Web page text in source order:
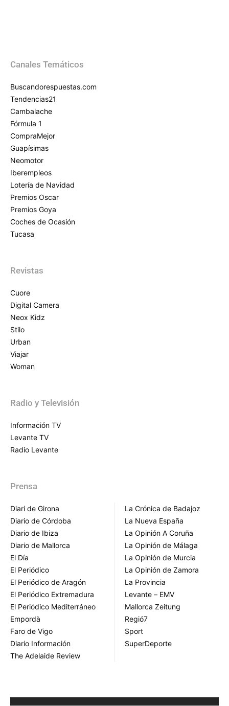
Canales Temáticos
Buscandorespuestas.com
Tendencias21
Cambalache
Fórmula 1
CompraMejor
Guapísimas
Neomotor
Iberempleos
Lotería de Navidad
Premios Oscar
Premios Goya
Coches de Ocasión
Tucasa
Revistas
Cuore
Digital Camera
Neox Kidz
Stilo
Urban
Viajar
Woman
Radio y Televisión
Información TV
Levante TV
Radio Levante
Prensa
Diari de Girona
Diario de Córdoba
Diario de Ibiza
Diario de Mallorca
El Día
El Periódico
El Periódico de Aragón
El Periódico Extremadura
El Periódico Mediterráneo
Empordà
Faro de Vigo
Diario Información
The Adelaide Review
La Crónica de Badajoz
La Nueva España
La Opinión A Coruña
La Opinión de Málaga
La Opinión de Murcia
La Opinión de Zamora
La Provincia
Levante – EMV
Mallorca Zeitung
Regió7
Sport
SuperDeporte